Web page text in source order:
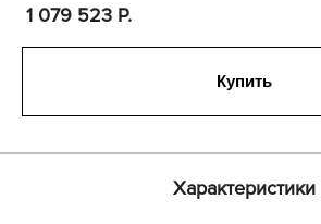
1 079 523 P.
Купить
Характеристики